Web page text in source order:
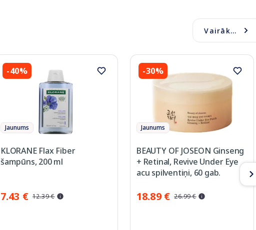
Vairāk...
-40%
Jaunums
KLORANE Flax Fiber
šampūns, 200 ml
7.43 € 12.39 €
-30%
Jaunums
BEAUTY OF JOSEON Ginseng
+ Retinal, Revive Under Eye
acu spilventiņi, 60 gab.
18.89 € 26.99 €